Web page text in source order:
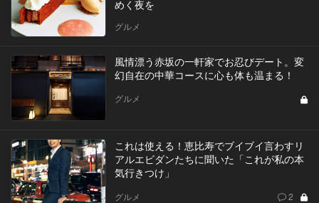
めく夜を
グルメ
風情漂う赤坂の一軒家でお忍びデート。変
幻自在の中華コースに心も体も温まる！
グルメ
これは使える！恵比寿でブイブイ言わすリ
アルエビダンたちに聞いた「これが私の本
気行きつけ」
グルメ 2